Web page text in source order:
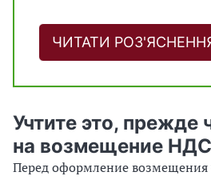
ЧИТАТИ
Учтите это, прежде
на возмещение НДС
Перед оформление возмещения